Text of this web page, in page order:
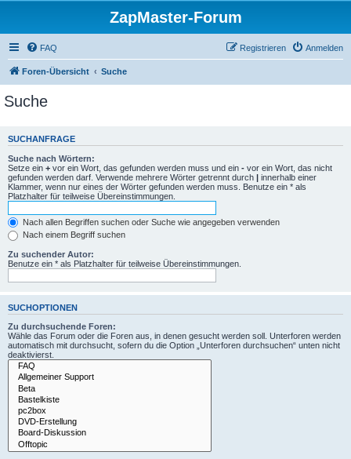
ZapMaster-Forum
FAQ Anmelden
Registrieren
Foren-Übersicht Suche
Suche
SUCHANFRAGE
Suche nach Wörtern:
Setze ein + vor ein Wort, das gefunden werden muss und ein - vor ein Wort, das nicht
gefunden werden darf. Verwende mehrere Wörter getrennt durch | innerhalb einer
Klammer, wenn nur eines der Wörter gefunden werden muss. Benutze ein * als
Platzhalter für teilweise Übereinstimmungen.
Nach allen Begriffen suchen oder Suche wie angegeben verwenden
Nach einem Begriff suchen
Zu suchender Autor:
Benutze ein * als Platzhalter für teilweise Übereinstimmungen.
SUCHOPTIONEN
Zu durchsuchende Foren:
Wähle das Forum oder die Foren aus, in denen gesucht werden soll. Unterforen werden
automatisch mit durchsucht, sofern du die Option „Unterforen durchsuchen“ unten nicht
deaktivierst.